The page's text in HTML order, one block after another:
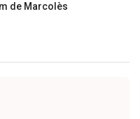
de Marcolès